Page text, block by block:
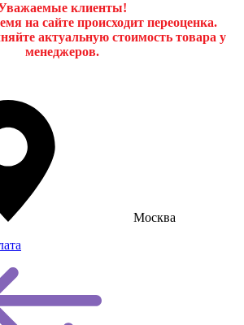
клиенты!
на сайте происходит переоценка.
актуальную стоимость товара у
менеджеров.
Москва